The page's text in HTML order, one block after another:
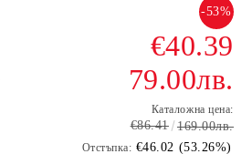
-53%
€40.39
79.00лв.
Каталожна цена:
€86.41 169.00лв.
Отстъпка: €46.02 (53.26%)